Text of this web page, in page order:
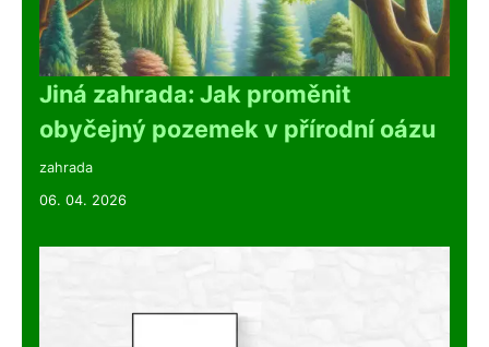
Jiná zahrada: Jak proměnit
obyčejný pozemek v přírodní oázu
zahrada
06. 04. 2026